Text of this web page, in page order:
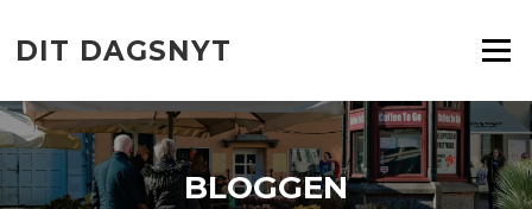
indhold
DIT DAGSNYT Menu
BLOGGEN